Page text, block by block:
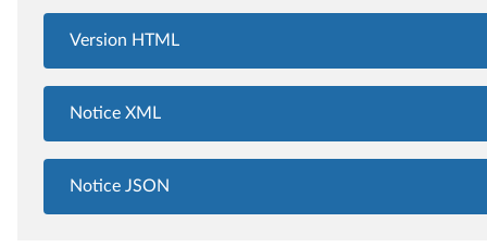
Version HTML
Notice XML
Notice JSON